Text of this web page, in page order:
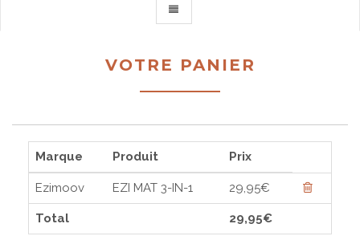
VOTRE PANIER
Marque Produit Prix
Ezimoov EZI MAT 3-IN-1 29,95€
Total 29,95€